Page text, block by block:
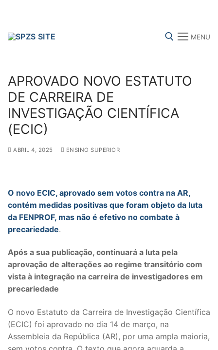
Search for:
MENU
FENPROF CGTP-IN FRENTE COMUM
Search
sindicalização
Notícias
Legislação
Sectores
PRÉ-ESCOLAR
1º CICLO
2º/3º CEB / SECUNDÁRIO
ENSINO ARTÍSTICO
APROVADO NOVO ESTATUTO
DE CARREIRA DE
INVESTIGAÇÃO CIENTÍFICA
(ECIC)
ABRIL 4, 2025 ENSINO SUPERIOR
O novo ECIC, aprovado sem votos contra na AR,
contém medidas positivas que foram objeto da luta
da FENPROF, mas não é efetivo no combate à
precariedade.
Após a sua publicação, continuará a luta pela
aprovação de alterações ao regime transitório com
vista à integração na carreira de investigadores em
precariedade
O novo Estatuto da Carreira de Investigação Científica
(ECIC) foi aprovado no dia 14 de março, na
Assembleia da República (AR), por uma ampla maioria,